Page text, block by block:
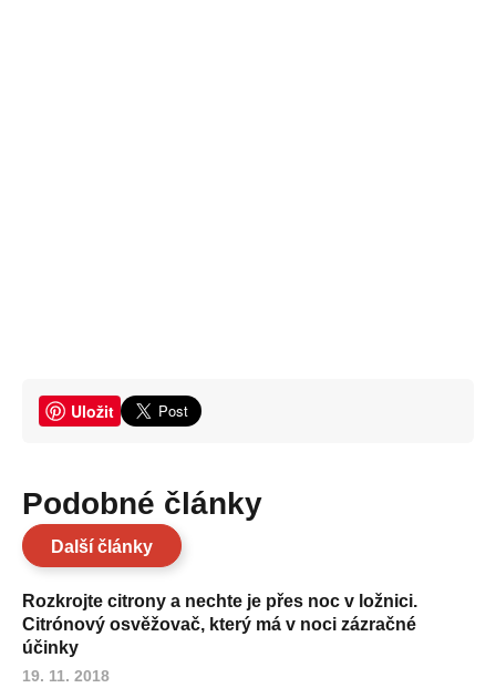
Uložit
Podobné články
Další články
Rozkrojte citrony a nechte je přes noc v ložnici.
Citrónový osvěžovač, který má v noci zázračné
účinky
19. 11. 2018